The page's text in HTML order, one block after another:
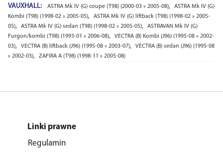
VAUXHALL: ASTRA Mk IV (G) coupe (T98) (2000-03 » 2005-08),
ASTRA Mk IV (G)
Kombi (T98) (1998-02 » 2005-05),
ASTRA Mk IV (G) liftback (T98) (1998-02 » 2005-
05), ASTRA Mk IV (G) sedan (T98) (1998-02 » 2005-05),
ASTRAVAN Mk IV (G)
Furgon/kombi (T98) (1993-01 » 2006-08),
VECTRA (B) Kombi (J96) (1995-08 » 2002-
03), VECTRA (B) liftback (J96) (1995-08 » 2003-07),
VECTRA (B) sedan (J96) (1995-08
» 2002-03), ZAFIRA A (T98) (1998-11 » 2005-08)
Linki prawne
Regulamin